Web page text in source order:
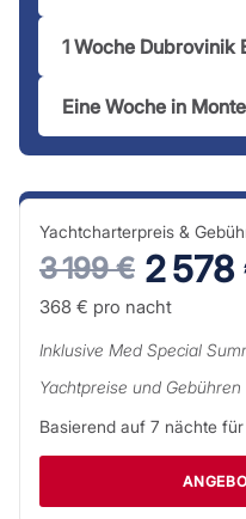
1 Woche Dubrovinik
Eine Woche in
Yachtcharterpreis &
3 199 € 2 578
368 € pro nacht
Inklusive Med Special
Yachtpreise und Gebühren
Basierend auf 7 nächte für